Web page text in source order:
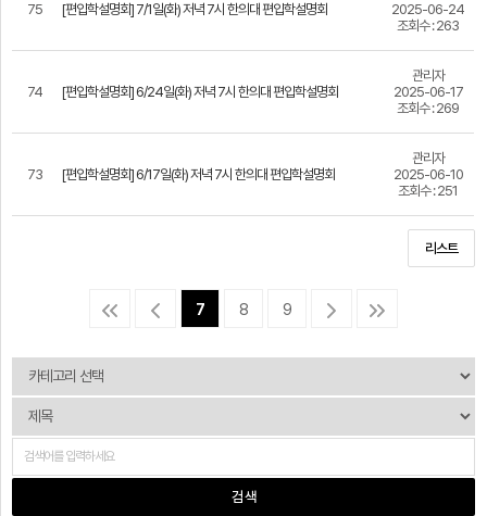
75 [편입학설명회] 7/1일(화) 저녁 7시 한의대 편입학설명회
2025-06-24
조회수 : 263
74 [편입학설명회] 6/24일(화) 저녁 7시 한의대 편입학설명회
관리자
2025-06-17
조회수 : 269
73 [편입학설명회] 6/17일(화) 저녁 7시 한의대 편입학설명회
관리자
2025-06-10
조회수 : 251
리스트
7 8 9
검 색